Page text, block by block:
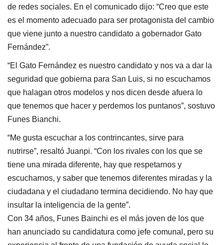
de redes sociales. En el comunicado dijo: “Creo que este
es el momento adecuado para ser protagonista del cambio
que viene junto a nuestro candidato a gobernador Gato
Fernández”.
“El Gato Fernández es nuestro candidato y nos va a dar la
seguridad que gobierna para San Luis, si no escuchamos
que halagan otros modelos y nos dicen desde afuera lo
que tenemos que hacer y perdemos los puntanos”, sostuvo
Funes Bianchi.
“Me gusta escuchar a los contrincantes, sirve para
nutrirse”, resaltó Juanpi. “Con los rivales con los que se
tiene una mirada diferente, hay que respetarnos y
escucharnos, y saber que tenemos diferentes miradas y la
ciudadana y el ciudadano termina decidiendo. No hay que
insultar la inteligencia de la gente”.
Con 34 años, Funes Bainchi es el más joven de los que
han anunciado su candidatura como jefe comunal, pero su